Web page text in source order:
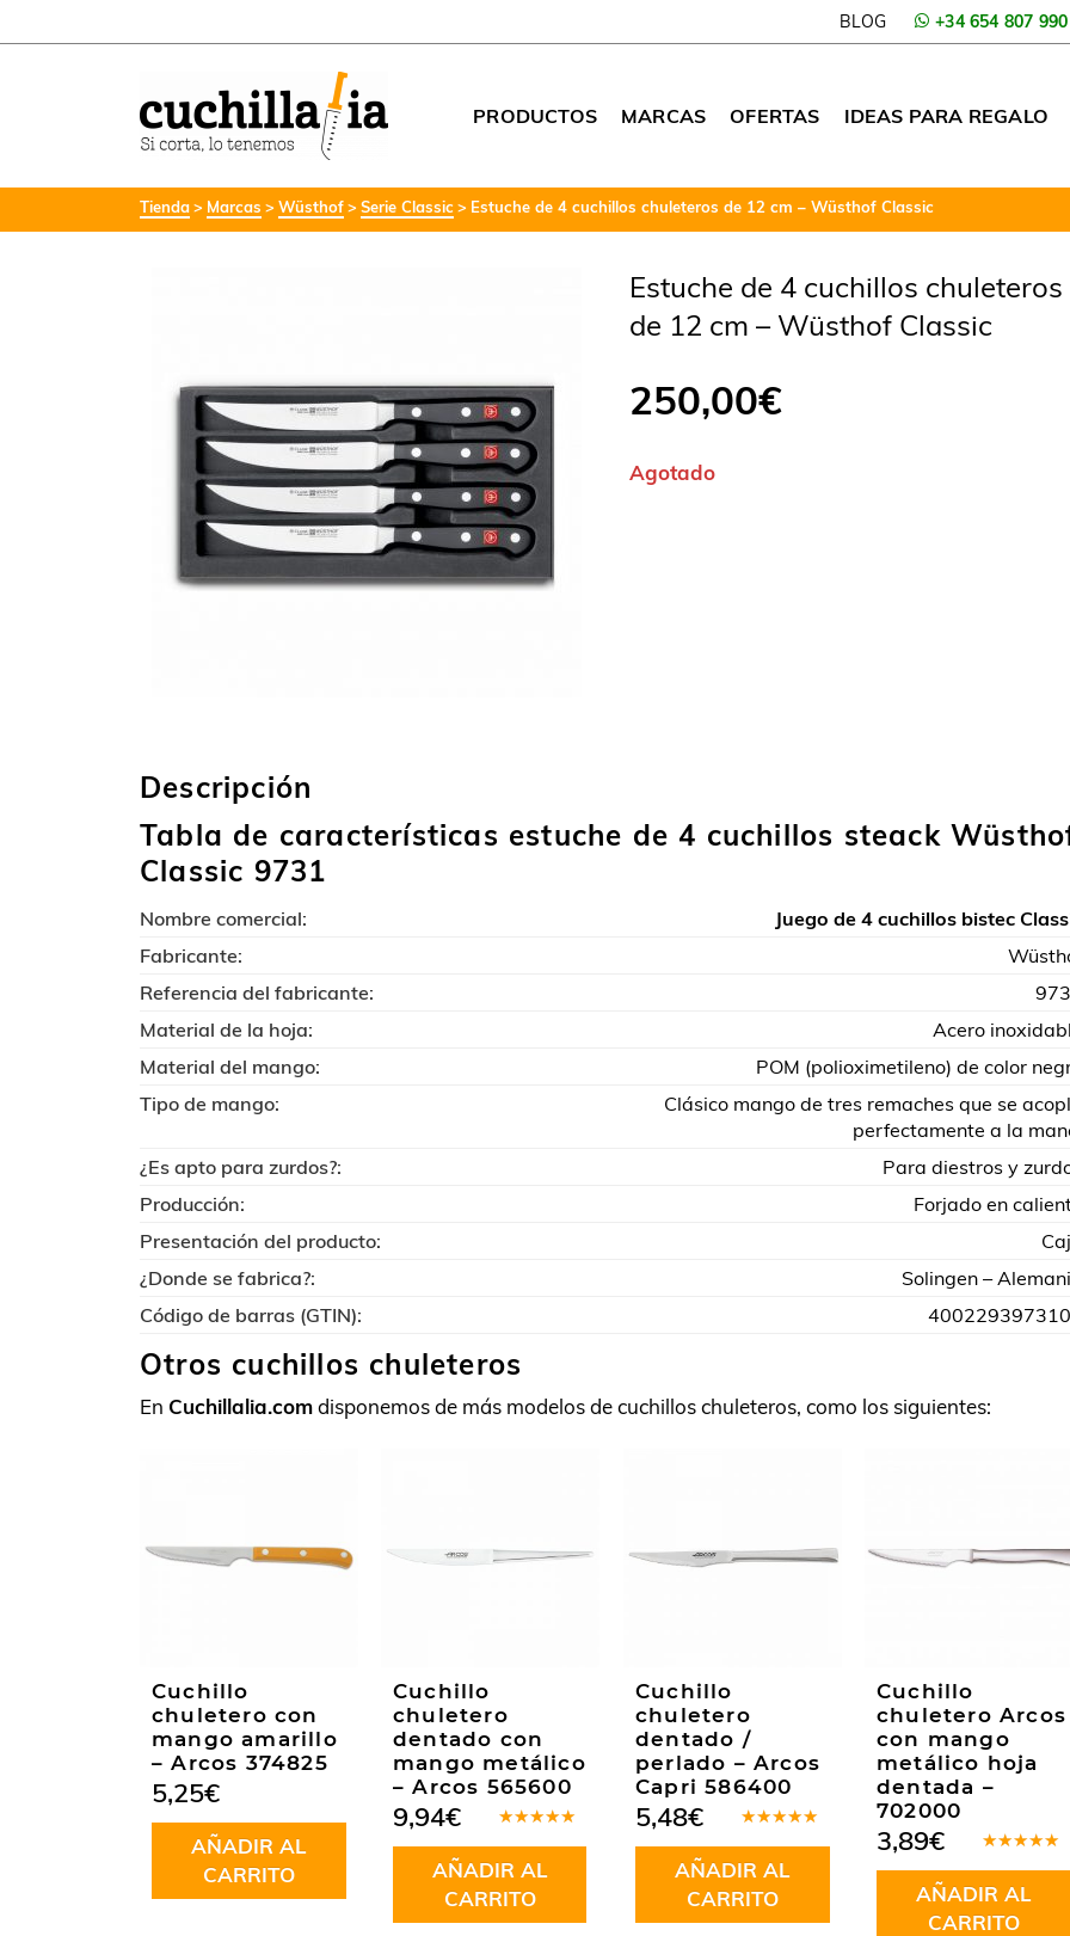
BLOG +34 654 807 990
PRODUCTOS MARCAS OFERTAS IDEAS PARA REGALO
Tienda Marcas Wüsthof Serie Classic Estuche de 4 cuchillos chuleteros de 12 cm – Wüsthof Classic
Estuche de 4 cuchillos chuleteros
de 12 cm – Wüsthof Classic
250,00€
Agotado
Descripción
Tabla de características estuche de 4 cuchillos steack
Classic 9731
Nombre comercial:
Juego de 4 cuchillos bistec
Fabricante:
Referencia del fabricante:
Material de la hoja:
Acero
Material del mango:
POM (polioximetileno) de color
Tipo de mango:
Clásico mango de tres remaches que se
perfectamente a la
¿Es apto para zurdos?:
Para diestros y
Producción:
Forjado en
Presentación del producto:
¿Donde se fabrica?:
Solingen –
Código de barras (GTIN):
Otros cuchillos chuleteros
En Cuchillalia.comdisponemos de más modelos de cuchillos chuleteros, como los siguientes:
Cuchillo
chuletero con
mango amarillo
– Arcos 374825
5,25€
AÑADIR AL
CARRITO
Cuchillo
chuletero
dentado con
mango metálico
– Arcos 565600
en5.00de
5
9,94€
AÑADIR AL
CARRITO
Cuchillo
chuletero
dentado /
perlado – Arcos
Capri 586400
en5.00de
5
5,48€
AÑADIR AL
CARRITO
Cuchillo
chuletero Arcos
con mango
metálico hoja
dentada –
702000
en4.82
de 5
3,89€
AÑADIR AL
CARRITO